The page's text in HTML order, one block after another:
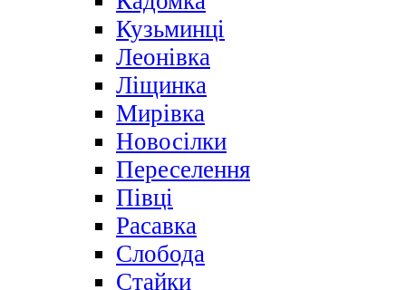
Кузьминці
Леонівка
Ліщинка
Мирівка
Новосілки
Переселення
Півці
Расавка
Слобода
Стайки